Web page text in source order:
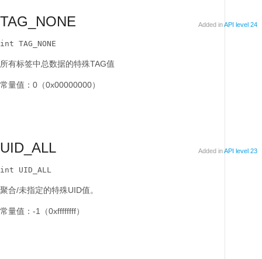
TAG_NONE Added inAPI level 24
int TAG_NONE
所有标签中总数据的特殊TAG值
常量值：0（0x00000000）
UID_ALL Added inAPI level 23
int UID_ALL
聚合/未指定的特殊UID值。
常量值：-1（0xffffffff）